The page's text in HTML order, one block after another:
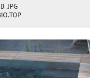
.JPG